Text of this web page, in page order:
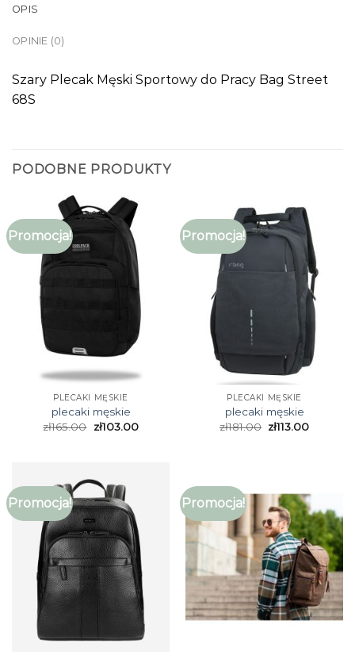
OPIS
OPINIE (0)
Szary Plecak Męski Sportowy do Pracy Bag Street
68S
PODOBNE PRODUKTY
Promocja!
PLECAKI MĘSKIE
plecaki męskie
zł165.00 zł103.00
Promocja!
PLECAKI MĘSKIE
plecaki męskie
zł181.00 zł113.00
Promocja! Promocja!